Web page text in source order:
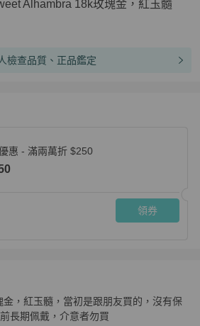
Alhambra 18k玫瑰金，紅玉髓
檢查品質、正品鑑定
惠 - 滿兩萬折 $250
領券
Sweet Alhambra 18k玫瑰金，紅玉髓
，紅玉髓，當初是跟朋友買的，沒有保
長期佩戴，介意者勿買